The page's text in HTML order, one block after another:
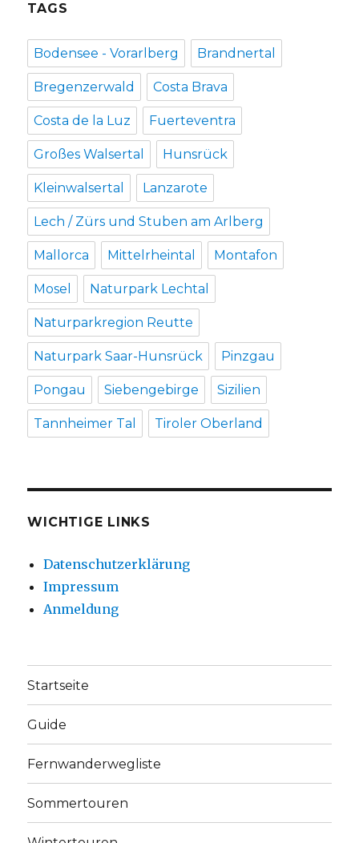
TAGS
Bodensee - Vorarlberg Brandnertal
Bregenzerwald Costa Brava
Costa de la Luz Fuerteventra
Großes Walsertal Hunsrück
Kleinwalsertal Lanzarote
Lech / Zürs und Stuben am Arlberg
Mallorca Mittelrheintal Montafon
Mosel Naturpark Lechtal
Naturparkregion Reutte
Naturpark Saar-Hunsrück Pinzgau
Pongau Siebengebirge Sizilien
Tannheimer Tal Tiroler Oberland
WICHTIGE LINKS
Datenschutzerklärung
Impressum
Anmeldung
Startseite
Guide
Fernwanderwegliste
Sommertouren